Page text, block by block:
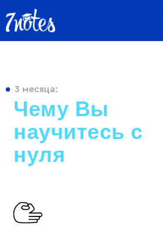
3 месяца:
Чему Вы
научитесь с
нуля